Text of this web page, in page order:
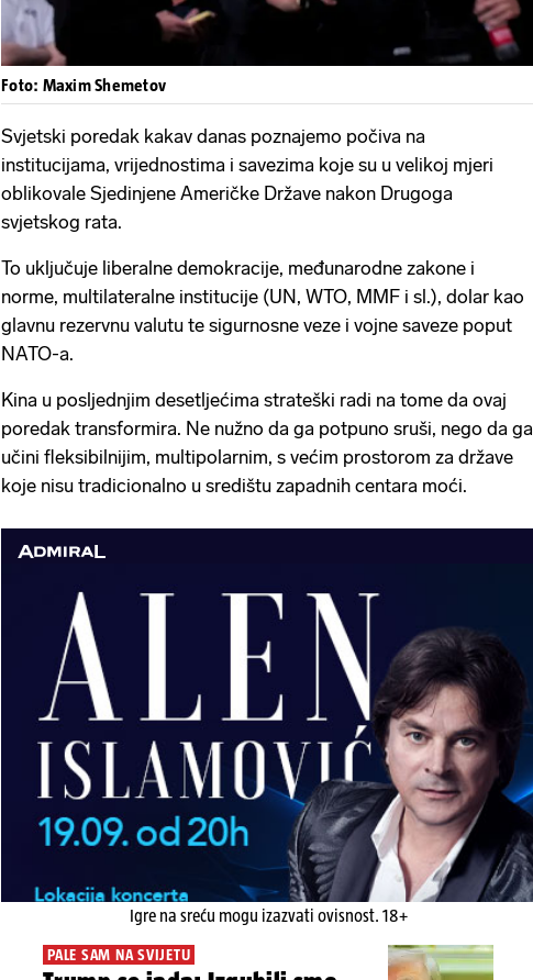
Foto: Maxim Shemetov
Svjetski poredak kakav danas poznajemo počiva na
institucijama, vrijednostima i savezima koje su u velikoj mjeri
oblikovale Sjedinjene Američke Države nakon Drugoga
svjetskog rata.
To uključuje liberalne demokracije, međunarodne zakone i
norme, multilateralne institucije (UN, WTO, MMF i sl.), dolar kao
glavnu rezervnu valutu te sigurnosne veze i vojne saveze poput
NATO-a.
Kina u posljednjim desetljećima strateški radi na tome da ovaj
poredak transformira. Ne nužno da ga potpuno sruši, nego da ga
učini fleksibilnijim, multipolarnim, s većim prostorom za države
koje nisu tradicionalno u središtu zapadnih centara moći.
Igre na sreću mogu izazvati ovisnost. 18+
PALE SAM NA SVIJETU